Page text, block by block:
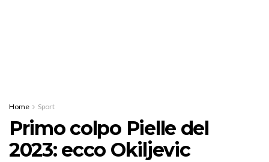
Home Sport
Primo colpo Pielle del
2023: ecco Okiljevic